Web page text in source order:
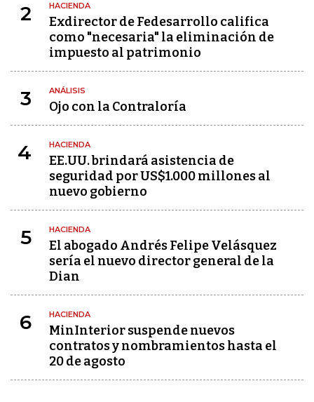
2 HACIENDA
Exdirector de Fedesarrollo califica
como "necesaria" la eliminación de
impuesto al patrimonio
3 ANÁLISIS
Ojo con la Contraloría
4 HACIENDA
EE.UU. brindará asistencia de
seguridad por US$1.000 millones al
nuevo gobierno
5 HACIENDA
El abogado Andrés Felipe Velásquez
sería el nuevo director general de la
Dian
6 HACIENDA
MinInterior suspende nuevos
contratos y nombramientos hasta el
20 de agosto